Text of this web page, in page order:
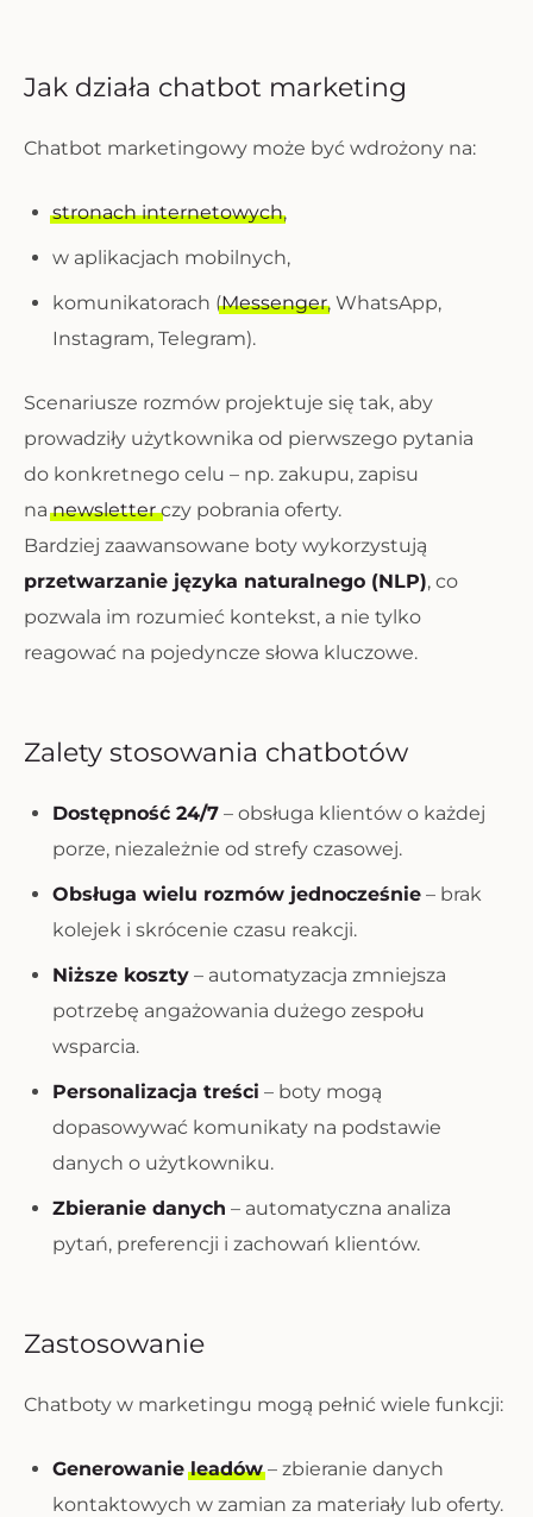
Jak działa chatbot marketing
Chatbot marketingowy może być wdrożony na:
stronach internetowych,
w aplikacjach mobilnych,
komunikatorach (Messenger, WhatsApp,
Instagram, Telegram).
Scenariusze rozmów projektuje się tak, aby
prowadziły użytkownika od pierwszego pytania
do konkretnego celu – np. zakupu, zapisu
nanewsletterczy pobrania oferty.
Bardziej zaawansowane boty wykorzystują
przetwarzanie języka naturalnego (NLP), co
pozwala im rozumieć kontekst, a nie tylko
reagować na pojedyncze słowa kluczowe.
Zalety stosowania chatbotów
Dostępność 24/7 – obsługa klientów o każdej
porze, niezależnie od strefy czasowej.
Obsługa wielu rozmów jednocześnie – brak
kolejek i skrócenie czasu reakcji.
Niższe koszty – automatyzacja zmniejsza
potrzebę angażowania dużego zespołu
wsparcia.
Personalizacja treści – boty mogą
dopasowywać komunikaty na podstawie
danych o użytkowniku.
Zbieranie danych – automatyczna analiza
pytań, preferencji i zachowań klientów.
Zastosowanie
Chatboty w marketingu mogą pełnić wiele funkcji:
Generowanieleadów– zbieranie danych
kontaktowych w zamian za materiały lub oferty.